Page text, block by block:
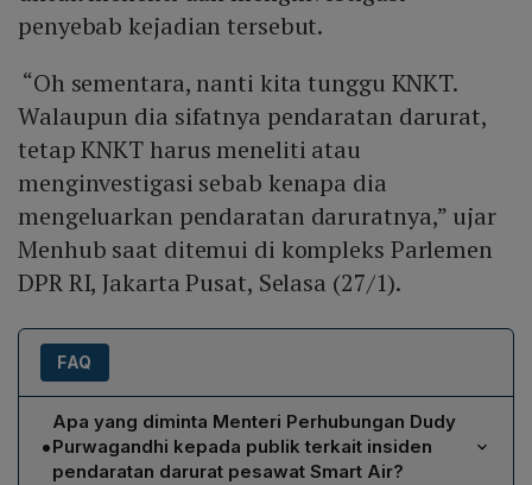
penyebab kejadian tersebut.
“Oh sementara, nanti kita tunggu KNKT.
Walaupun dia sifatnya pendaratan darurat,
tetap KNKT harus meneliti atau
menginvestigasi sebab kenapa dia
mengeluarkan pendaratan daruratnya,” ujar
Menhub saat ditemui di kompleks Parlemen
DPR RI, Jakarta Pusat, Selasa (27/1).
FAQ
•
Apa yang diminta Menteri Perhubungan Dudy
Purwagandhi kepada publik terkait insiden
pendaratan darurat pesawat Smart Air?